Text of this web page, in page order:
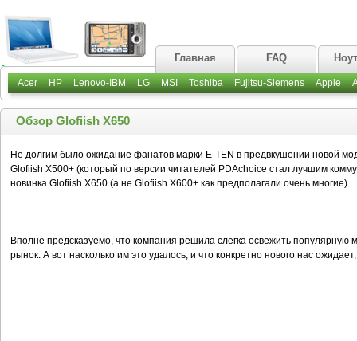
Главная FAQ
Acer HP Lenovo-IBM LG MSI Toshiba Fujitsu-Siemens Apple
Обзор Glofiish X650
Не долгим было ожидание фанатов марки E-TEN в предвкушении новой
Glofiish X500+ (который по версии читателей PDAchoice стал лучшим
новинка Glofiish X650 (а не Glofiish X600+ как предполагали очень многие).
Вполне предсказуемо, что компания решила слегка освежить популярную
рынок. А вот насколько им это удалось, и что конкретно нового нас